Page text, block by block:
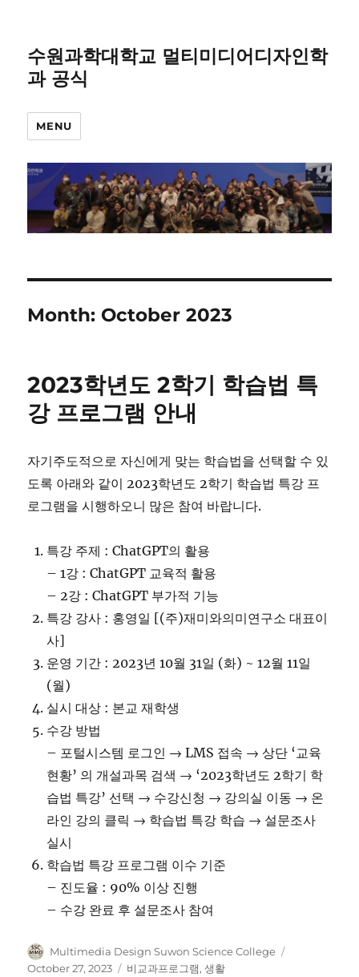
수원과학대학교 멀티미디어디자인학
과 공식
MENU
Month: October 2023
2023학년도 2학기 학습법 특
강 프로그램 안내
자기주도적으로 자신에게 맞는 학습법을 선택할 수 있
도록 아래와 같이 2023학년도 2학기 학습법 특강 프
로그램을 시행하오니 많은 참여 바랍니다.
특강 주제 : ChatGPT의 활용
– 1강 : ChatGPT 교육적 활용
– 2강 : ChatGPT 부가적 기능
특강 강사 : 홍영일 [(주)재미와의미연구소 대표이
사]
운영 기간 : 2023년 10월 31일 (화) ~ 12월 11일
(월)
실시 대상 : 본교 재학생
수강 방법
– 포털시스템 로그인 → LMS 접속 → 상단 ‘교육
현황’ 의 개설과목 검색 → ‘2023학년도 2학기 학
습법 특강’ 선택 → 수강신청 → 강의실 이동 → 온
라인 강의 클릭 → 학습법 특강 학습 → 설문조사
실시
학습법 특강 프로그램 이수 기준
– 진도율 : 90% 이상 진행
– 수강 완료 후 설문조사 참여
Author
Multimedia Design Suwon Science College
October 27, 2023 Categories
비교과프로그램,생활